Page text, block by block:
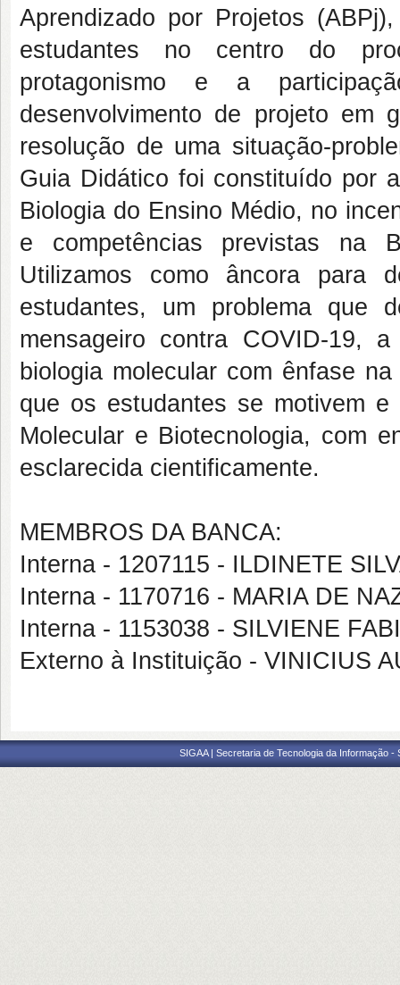
Aprendizado por Projetos
estudantes no centro do
protagonismo e a
desenvolvimento de projeto em
resolução de uma situação-
Guia Didático foi constituído por
Biologia do Ensino Médio, no
e competências previstas na
Utilizamos como âncora para
estudantes, um problema que
mensageiro contra COVID-19,
biologia molecular com ênfase
que os estudantes se motivem e
Molecular e Biotecnologia, com
esclarecida cientificamente.
MEMBROS DA BANCA:
Interna - 1207115 - ILDINETE
Interna - 1170716 - MARIA DE
Interna - 1153038 - SILVIENE
Externo à Instituição - VINICIUS
SIGAA | Secretaria de Tecnologia da Informação